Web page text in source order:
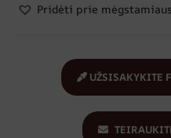
Pridėti prie
UŽSISAKYKITE